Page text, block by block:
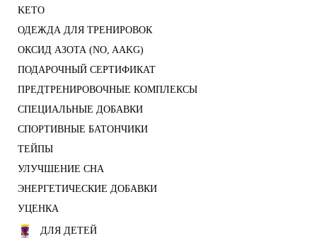
KETO
ОДЕЖДА ДЛЯ ТРЕНИРОВОК
ОКСИД АЗОТА (NO, AAKG)
ПОДАРОЧНЫЙ СЕРТИФИКАТ
ПРЕДТРЕНИРОВОЧНЫЕ КОМПЛЕКСЫ
СПЕЦИАЛЬНЫЕ ДОБАВКИ
СПОРТИВНЫЕ БАТОНЧИКИ
ТЕЙПЫ
УЛУЧШЕНИЕ СНА
ЭНЕРГЕТИЧЕСКИЕ ДОБАВКИ
УЦЕНКА
ДЛЯ ДЕТЕЙ